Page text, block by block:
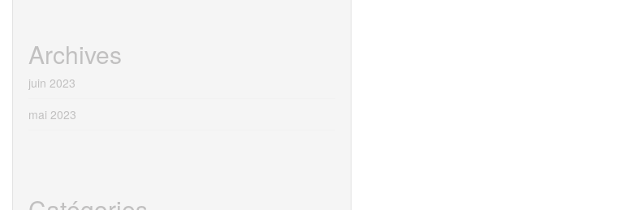
Archives
juin 2023
mai 2023